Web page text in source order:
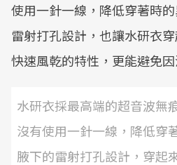
使用一針一線，降低穿著時
雷射打孔設計，也讓水研衣
快速風乾的特性，更能避免
水研衣採最高端的超音波無
沒有使用一針一線，降低穿
腋下的雷射打孔設計，穿起